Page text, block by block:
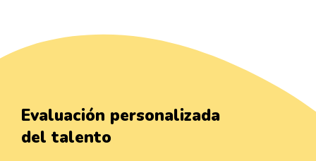
Evaluación personalizada
del talento